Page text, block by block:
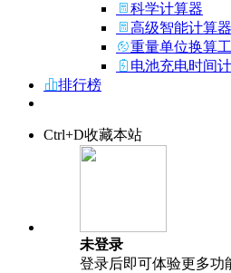
科学计算器
高级智能计算器
重量单位换算
电池充电时间
排行榜
Ctrl+D收藏本站
未登录
登录后即可体验更多功